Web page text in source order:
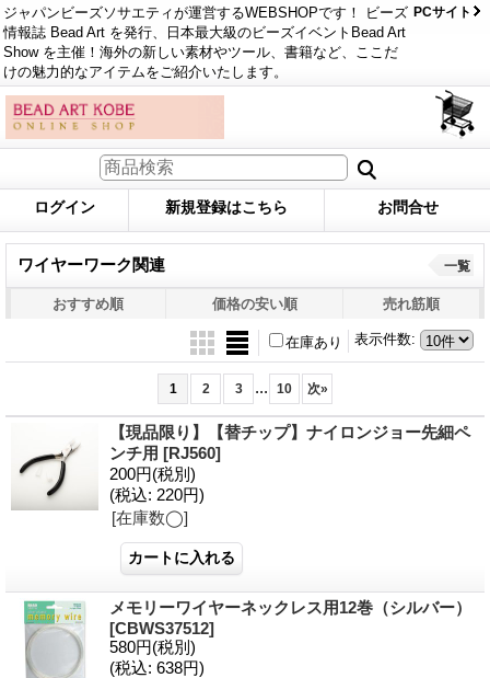
ジャパンビーズソサエティが運営するWEBSHOPです！ ビーズ
情報誌 Bead Art を発行、日本最大級のビーズイベントBead Art
Show を主催！海外の新しい素材やツール、書籍など、ここだ
けの魅力的なアイテムをご紹介いたします。
PCサイト
ログイン 新規登録はこちら お問合せ
ワイヤーワーク関連 一覧
おすすめ順 価格の安い順 売れ筋順
表示件数:
在庫あり
1 2 3 ... 10 次»
【現品限り】【替チップ】ナイロンジョー先細ペ
ンチ用 [RJ560]
200円(税別)
(税込: 220円)
[在庫数◯]
メモリーワイヤーネックレス用12巻（シルバー）
[CBWS37512]
580円(税別)
(税込: 638円)